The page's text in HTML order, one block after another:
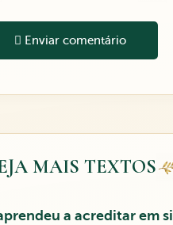
Enviar comentário
MAIS TEXTOS
a acreditar em si